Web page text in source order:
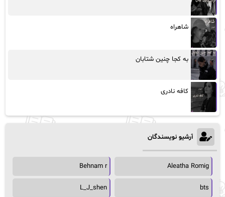
شاهراه
به کجا چنین شتابان
کافه نادری
آرشیو نویسندگان
Aleatha Romig
Behnam r
bts
L_J_shen